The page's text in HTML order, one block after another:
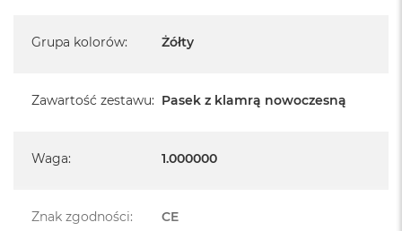
Grupa kolorów: Żółty
Zawartość zestawu: Pasek z klamrą nowoczesną
Waga: 1.000000
Znak zgodności: CE